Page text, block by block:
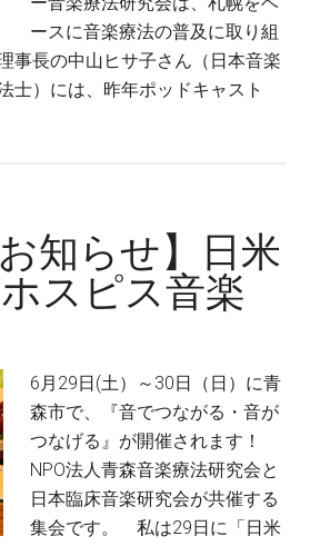
ースに音楽療法の普及に取り組
事長の中山ヒサ子さん（日本音楽
士）には、昨年ポッドキャスト
お知らせ】日米
スピス音楽
6月29日(土）～30日（日）に青
森市で、『音でつながる・音が
つなげる』が開催されます！
NPO法人青森音楽療法研究会と
日本臨床音楽研究会が共催する
集会です。 私は29日に「日米